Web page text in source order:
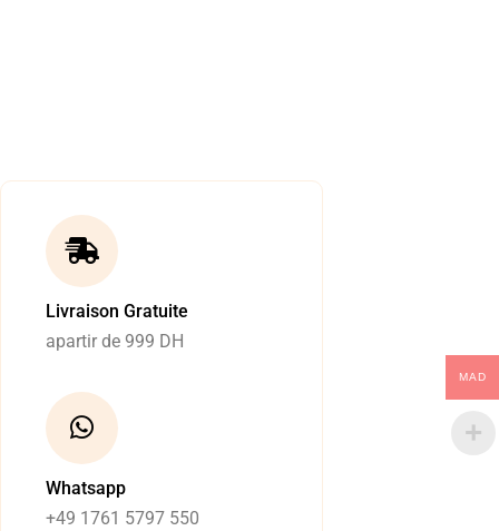
Livraison Gratuite
apartir de 999 DH
Whatsapp
+49 1761 5797 550
MAD